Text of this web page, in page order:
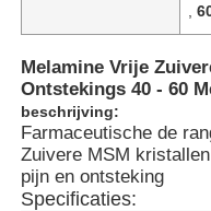
,
Melamine Vrije
Ontstekings 40 - 60
beschrijving:
Farmaceutische de
Zuivere MSM
pijn en ontsteking
Specificaties: